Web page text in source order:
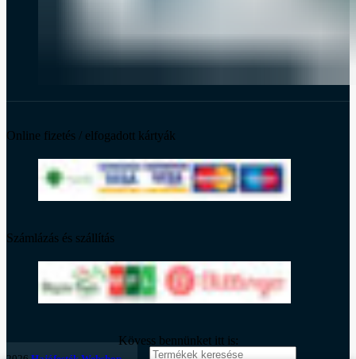
Online fizetés / elfogadott kártyák
Számlázás és szállítás
Kövess bennünket itt is: